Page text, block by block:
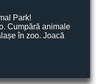
Park!
Cumpără animale
în zoo. Joacă